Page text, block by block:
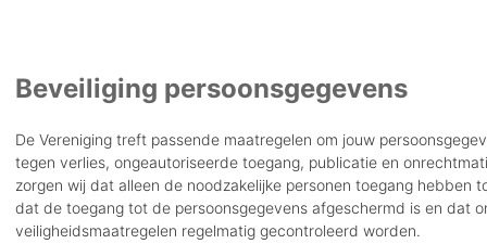
Beveiliging persoonsgegevens
De Vereniging treft passende maatregelen om jouw
tegen verlies, ongeautoriseerde toegang, publicatie en
zorgen wij dat alleen de noodzakelijke personen toegang hebben
dat de toegang tot de persoonsgegevens afgeschermd is en dat
veiligheidsmaatregelen regelmatig gecontroleerd worden.